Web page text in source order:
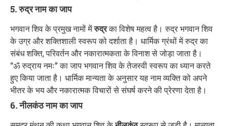
5. रुद्र नाम का जाप
भगवान शिव के प्रमुख नामों मेंरुद्रका विशेष महत्व है। रुद्र भगवान शिव
के उग्र और शक्तिशाली स्वरूप को दर्शाता है। धार्मिक ग्रंथों में रुद्र का
संबंध शक्ति, परिवर्तन और नकारात्मकता के विनाश से जोड़ा जाता है।
“ॐ रुद्राय नमः” का जाप भगवान शिव के तेजस्वी स्वरूप का ध्यान करते
हुए किया जाता है। धार्मिक मान्यता के अनुसार यह नाम व्यक्ति को अपने
भीतर के भय और नकारात्मक विचारों से संघर्ष करने की प्रेरणा देता है।
6. नीलकंठ नाम का जाप